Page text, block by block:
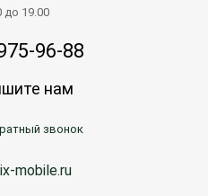
до 19.00
96-88
нам
звонок
mobile.ru